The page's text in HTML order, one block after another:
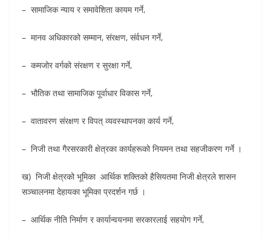
– सामाजिक न्याय र समावेशिता कायम गर्ने,
– मानव अधिकारको सम्मान, संरक्षण, संर्वधन गर्ने,
– कमजोर वर्गको संरक्षण र सुरक्षा गर्ने,
– भौतिक तथा सामाजिक पूर्वाधार विकास गर्ने,
– वातावरण संरक्षण र विपत् व्यवस्थापनका कार्य गर्ने,
– निजी तथा गैरसरकारी क्षेत्रका कार्यहरूको नियमन तथा सहजीकरण गर्ने ।
ख) निजी क्षेत्रको भूमिका आर्थिक शक्तिको हैसियतमा निजी क्षेत्रले शासन
सञ्चालनमा देहायका भूमिका प्रदर्शन गर्छ ।
– आर्थिक नीति निर्माण र कार्यान्वयनमा सरकारलाई सहयोग गर्ने,